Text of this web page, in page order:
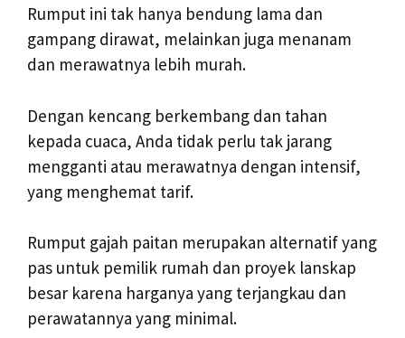
Rumput ini tak hanya bendung lama dan
gampang dirawat, melainkan juga menanam
dan merawatnya lebih murah.
Dengan kencang berkembang dan tahan
kepada cuaca, Anda tidak perlu tak jarang
mengganti atau merawatnya dengan intensif,
yang menghemat tarif.
Rumput gajah paitan merupakan alternatif yang
pas untuk pemilik rumah dan proyek lanskap
besar karena harganya yang terjangkau dan
perawatannya yang minimal.